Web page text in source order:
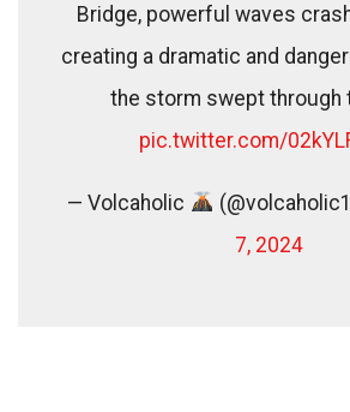
Bridge, powerful waves
creating a dramatic and
the storm swept through
pic.twitter.com/
— Volcaholic
7, 2024